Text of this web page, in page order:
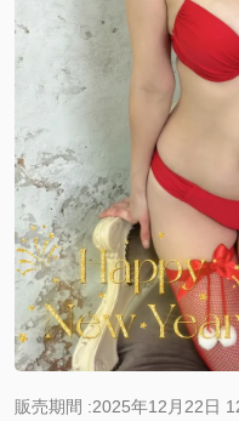
販売期間 :2025年12月22日